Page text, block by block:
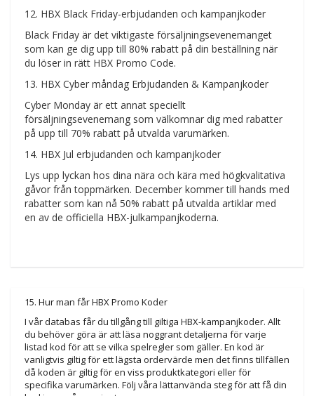
12. HBX Black Friday-erbjudanden och kampanjkoder
Black Friday är det viktigaste försäljningsevenemanget
som kan ge dig upp till 80% rabatt på din beställning när
du löser in rätt HBX Promo Code.
13. HBX Cyber måndag Erbjudanden & Kampanjkoder
Cyber Monday är ett annat speciellt
försäljningsevenemang som välkomnar dig med rabatter
på upp till 70% rabatt på utvalda varumärken.
14. HBX Jul erbjudanden och kampanjkoder
Lys upp lyckan hos dina nära och kära med högkvalitativa
gåvor från toppmärken. December kommer till hands med
rabatter som kan nå 50% rabatt på utvalda artiklar med
en av de officiella HBX-julkampanjkoderna.
15. Hur man får HBX Promo Koder
I vår databas får du tillgång till giltiga HBX-kampanjkoder. Allt
du behöver göra är att läsa noggrant detaljerna för varje
listad kod för att se vilka spelregler som gäller. En kod är
vanligtvis giltig för ett lägsta ordervärde men det finns tillfällen
då koden är giltig för en viss produktkategori eller för
specifika varumärken. Följ våra lättanvända steg för att få din